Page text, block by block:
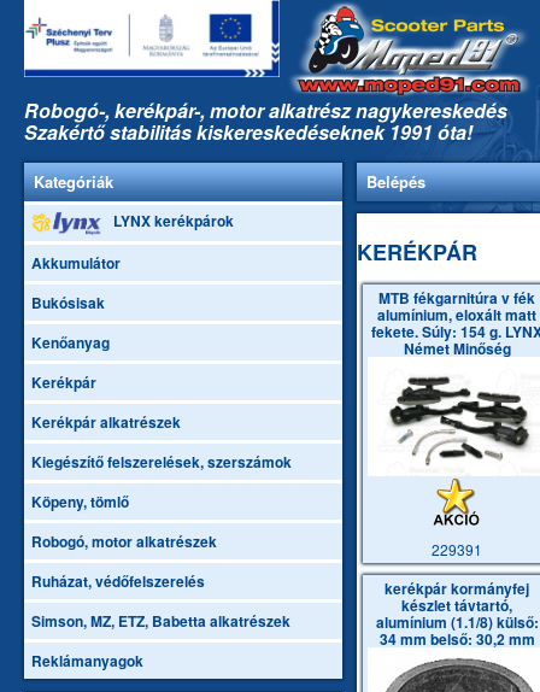
Robogó-, kerékpár-, motor alkatrész nagykereskedés
Szakértő stabilitás kiskereskedéseknek 1991 óta!
Kategóriák
LYNX kerékpárok
Akkumulátor
Bukósisak
Kenőanyag
Kerékpár
Kerékpár alkatrészek
Kiegészítő felszerelések, szerszámok
Köpeny, tömlő
Robogó, motor alkatrészek
Ruházat, védőfelszerelés
Simson, MZ, ETZ, Babetta alkatrészek
Reklámanyagok
Belépés
KERÉKPÁR
MTB fékgarnitúra v fék
alumínium, eloxált matt
fekete. Súly: 154 g.
Német Minőség
229391
kerékpár kormányfej
készlet távtartó,
alumínium (1.1/8) külső:
34 mm belső: 30,2 mm
LYNX N